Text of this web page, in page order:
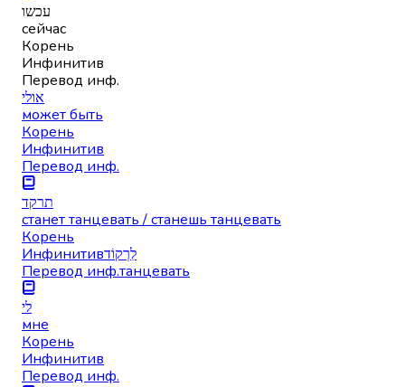
עכשו
сейчас
Корень
Инфинитив
Перевод инф.
אולי
может быть
Корень
Инфинитив
Перевод инф.
תרקד
станет танцевать / станешь танцевать
Корень
Инфинитивלִרְקוֹד
Перевод инф.танцевать
לי
мне
Корень
Инфинитив
Перевод инф.